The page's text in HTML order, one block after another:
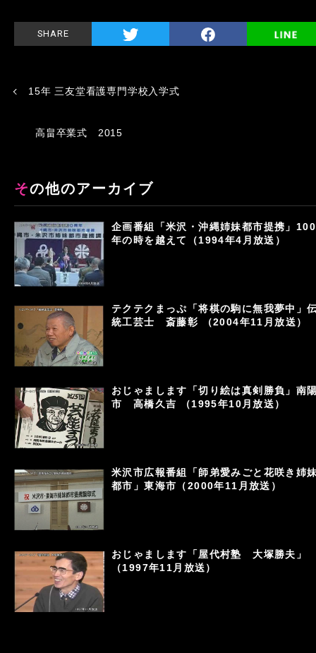
SHARE
15年 三友堂看護専門学校入学式
高畠卒業式 2015
その他のアーカイブ
企画番組「米沢・沖縄姉妹都市提携」100
年の時を越えて（1994年4月放送）
テクテクまっぷ「将棋の駒に無我夢中」
統工芸士 斎藤彰 （2004年11月放送）
おじゃまします「切り絵は真剣勝負」南
市 高橋久吉 （1995年10月放送）
米沢市広報番組「師弟愛みごと花咲き姉
都市」東海市（2000年11月放送）
おじゃまします「屋代村塾 大塚勝夫」
（1997年11月放送）